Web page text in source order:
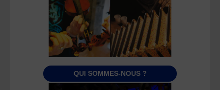
QUI SOMMES-NOUS ?